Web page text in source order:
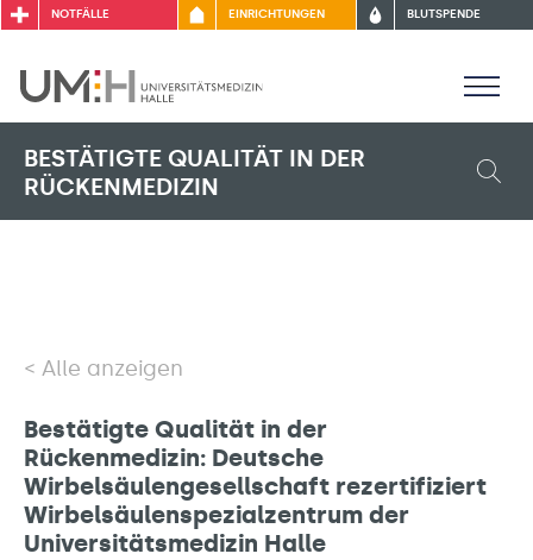
NOTFÄLLE EINRICHTUNGEN BLUTSPENDE
BESTÄTIGTE QUALITÄT IN DER
RÜCKENMEDIZIN
Alle anzeigen
Bestätigte Qualität in der
Rückenmedizin: Deutsche
Wirbelsäulengesellschaft rezertifiziert
Wirbelsäulenspezialzentrum der
Universitätsmedizin Halle